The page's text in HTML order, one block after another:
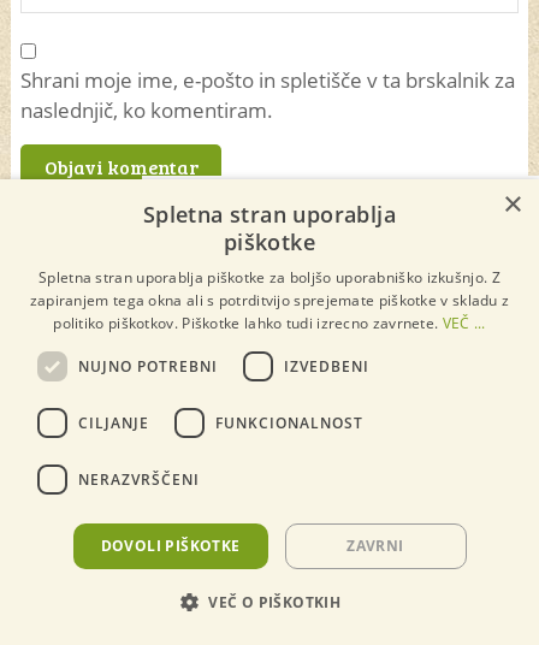
Shrani moje ime, e-pošto in spletišče v ta brskalnik za
naslednjič, ko komentiram.
×
×
Spletna stran uporablja
piškotke
Spletna stran uporablja piškotke za boljšo uporabniško izkušnjo. Z
zapiranjem tega okna ali s potrditvijo sprejemate piškotke v skladu z
politiko piškotkov. Piškotke lahko tudi izrecno zavrnete. VEČ ...
NUJNO POTREBNI IZVEDBENI
CILJANJE FUNKCIONALNOST
NERAZVRŠČENI
DOVOLI PIŠKOTKE ZAVRNI
VEČ O PIŠKOTKIH